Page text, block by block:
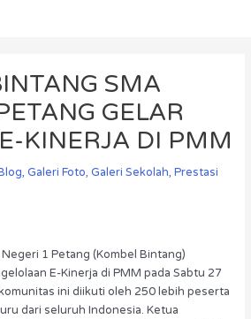
SMA
GELAR
KINERJA DI PMM
, Galeri Foto, Galeri Sekolah, Prestasi
1 Petang (Kombel Bintang)
E-Kinerja di PMM pada Sabtu 27
ini diikuti oleh 250 lebih peserta
dari seluruh Indonesia. Ketua